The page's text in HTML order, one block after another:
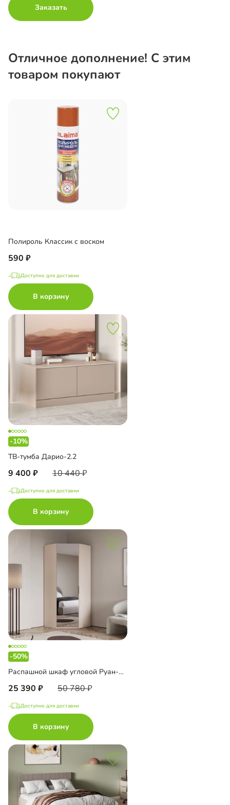
Заказать
Отличное дополнение! С этим
товаром покупают
Полироль Классик с воском
590
Доступно для доставки
В корзину
-10%
ТВ-тумба Дарио-2.2
9 400 10 440
Доступно для доставки
В корзину
-50%
Распашной шкаф угловой Руан-900
25 390 50 780
Доступно для доставки
В корзину